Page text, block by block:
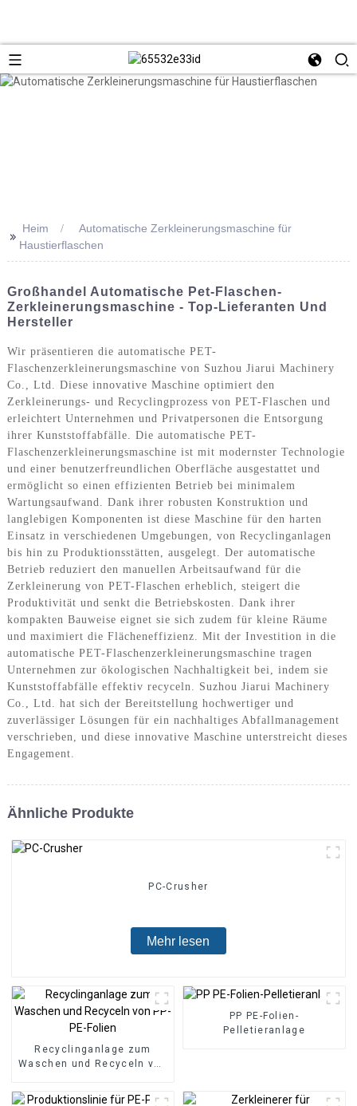
>> Heim
Automatische Zerkleinerungsmaschine für
Haustierflaschen
Großhandel Automatische Pet-Flaschen-
Zerkleinerungsmaschine - Top-Lieferanten Und
Hersteller
Wir präsentieren die automatische PET-
Flaschenzerkleinerungsmaschine von Suzhou Jiarui Machinery
Co., Ltd. Diese innovative Maschine optimiert den
Zerkleinerungs- und Recyclingprozess von PET-Flaschen und
erleichtert Unternehmen und Privatpersonen die Entsorgung
ihrer Kunststoffabfälle. Die automatische PET-
Flaschenzerkleinerungsmaschine ist mit modernster Technologie
und einer benutzerfreundlichen Oberfläche ausgestattet und
ermöglicht so einen effizienten Betrieb bei minimalem
Wartungsaufwand. Dank ihrer robusten Konstruktion und
langlebigen Komponenten ist diese Maschine für den harten
Einsatz in verschiedenen Umgebungen, von Recyclinganlagen
bis hin zu Produktionsstätten, ausgelegt. Der automatische
Betrieb reduziert den manuellen Arbeitsaufwand für die
Zerkleinerung von PET-Flaschen erheblich, steigert die
Produktivität und senkt die Betriebskosten. Dank ihrer
kompakten Bauweise eignet sie sich zudem für kleine Räume
und maximiert die Flächeneffizienz. Mit der Investition in die
automatische PET-Flaschenzerkleinerungsmaschine tragen
Unternehmen zur ökologischen Nachhaltigkeit bei, indem sie
Kunststoffabfälle effektiv recyceln. Suzhou Jiarui Machinery
Co., Ltd. hat sich der Bereitstellung hochwertiger und
zuverlässiger Lösungen für ein nachhaltiges Abfallmanagement
verschrieben, und diese innovative Maschine unterstreicht dieses
Engagement.
Ähnliche Produkte
PC-Crusher
Mehr lesen
Recyclinganlage zum
Waschen und Recyceln von
PP PE-Folien-
Pelletieranlage